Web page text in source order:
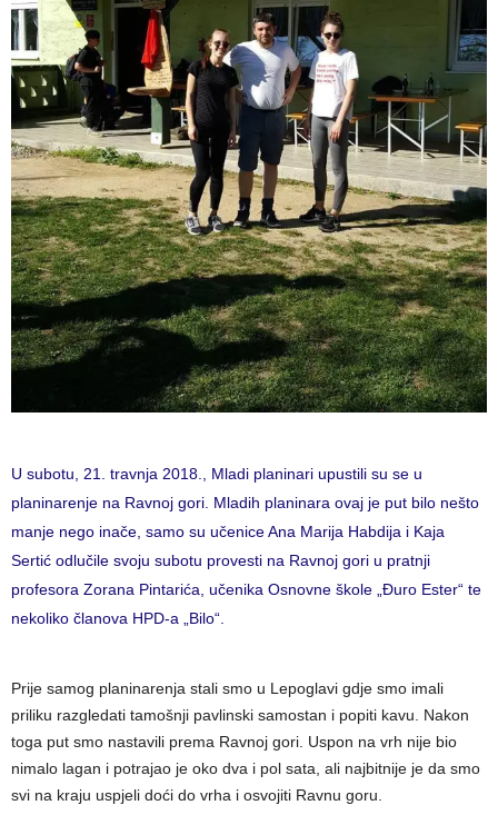
U subotu, 21. travnja 2018., Mladi planinari upustili su se u
planinarenje na Ravnoj gori. Mladih planinara ovaj je put bilo nešto
manje nego inače, samo su učenice Ana Marija Habdija i Kaja
Sertić odlučile svoju subotu provesti na Ravnoj gori u pratnji
profesora Zorana Pintarića, učenika Osnovne škole „Đuro Ester“ te
nekoliko članova HPD-a „Bilo“.
Prije samog planinarenja stali smo u Lepoglavi gdje smo imali
priliku razgledati tamošnji pavlinski samostan i popiti kavu. Nakon
toga put smo nastavili prema Ravnoj gori. Uspon na vrh nije bio
nimalo lagan i potrajao je oko dva i pol sata, ali najbitnije je da smo
svi na kraju uspjeli doći do vrha i osvojiti Ravnu goru.